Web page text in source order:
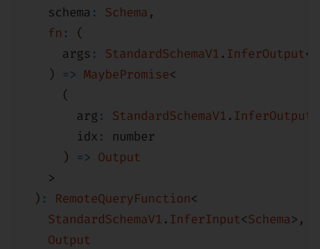
schema : Schema ,
fn :
(
args : StandardSchemaV1 . InferOutput<
)
=> MaybePromise<
(
arg : StandardSchemaV1 . InferOutput
idx :
number
)
=> Output
>
) : RemoteQueryFunction<
StandardSchemaV1 . InferInput<Schema> ,
Output